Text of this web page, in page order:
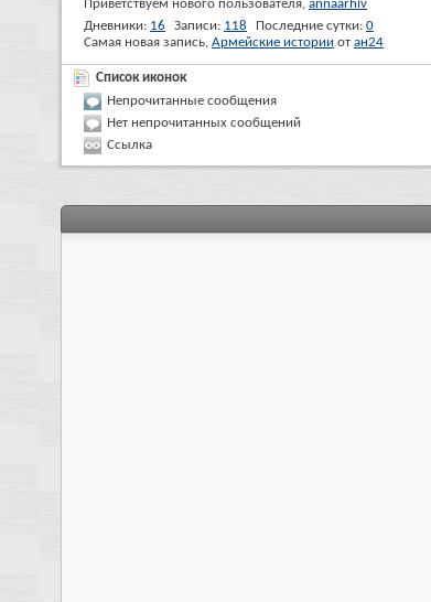
Приветствуем нового пользователя, annaarhiv
Дневники 16 Записи 118 Последние сутки 0
Самая новая запись, Армейские истории от ан24
Список иконок
Непрочитанные сообщения
Нет непрочитанных сообщений
Ссылка